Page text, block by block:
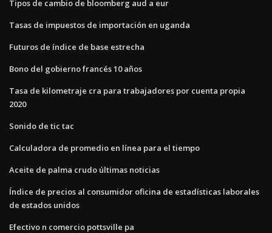
Tipos de cambio de bloomberg aud a eur
Tasas de impuestos de importación en uganda
Futuros de índice de base estrecha
Bono del gobierno francés 10 años
Tasa de kilometraje cra para trabajadores por cuenta propia
2020
Sonido de tic tac
Calculadora de promedio en línea para el tiempo
Aceite de palma crudo últimas noticias
Índice de precios al consumidor oficina de estadísticas laborales
de estados unidos
Efectivo n comercio pottsville pa